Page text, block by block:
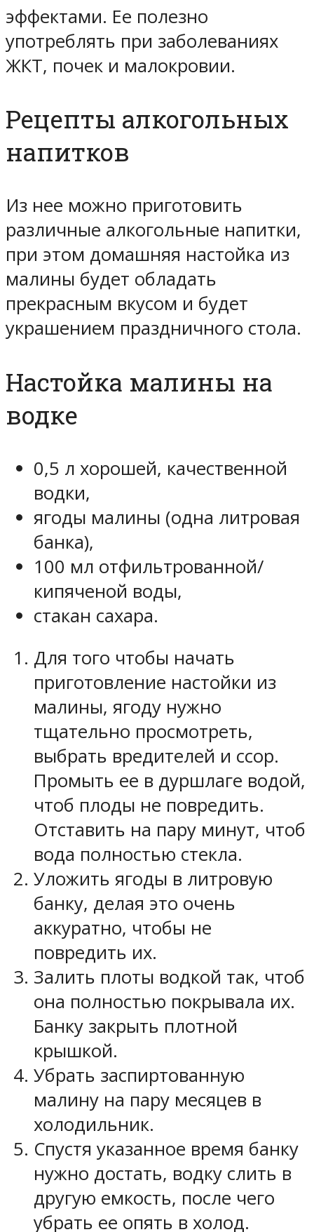
эффектами. Ее полезно
употреблять при заболеваниях
ЖКТ, почек и малокровии.
Рецепты алкогольных
напитков
Из нее можно приготовить
различные алкогольные напитки,
при этом домашняя настойка из
малины будет обладать
прекрасным вкусом и будет
украшением праздничного стола.
Настойка малины на
водке
0,5 л хорошей, качественной
водки,
ягоды малины (одна литровая
банка),
100 мл отфильтрованной/
кипяченой воды,
стакан сахара.
Для того чтобы начать
приготовление настойки из
малины, ягоду нужно
тщательно просмотреть,
выбрать вредителей и ссор.
Промыть ее в дуршлаге водой,
чтоб плоды не повредить.
Отставить на пару минут, чтоб
вода полностью стекла.
Уложить ягоды в литровую
банку, делая это очень
аккуратно, чтобы не
повредить их.
Залить плоты водкой так, чтоб
она полностью покрывала их.
Банку закрыть плотной
крышкой.
Убрать заспиртованную
малину на пару месяцев в
холодильник.
Спустя указанное время банку
нужно достать, водку слить в
другую емкость, после чего
убрать ее опять в холод.